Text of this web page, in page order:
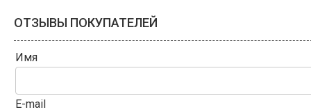
ОТЗЫВЫ ПОКУПАТЕЛЕЙ
Имя
E-mail